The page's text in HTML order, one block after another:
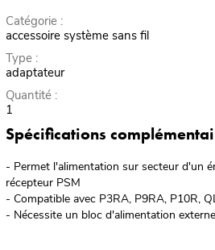
Catégorie :
accessoire système sans fil
Type :
adaptateur
Quantité :
1
Spécifications
- Permet l'alimentation sur secteur d'un
récepteur PSM
- Compatible avec P3RA, P9RA, P10R,
- Nécessite un bloc d'alimentation